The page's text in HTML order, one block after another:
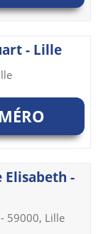
- Lille
-
- 59000, Lille